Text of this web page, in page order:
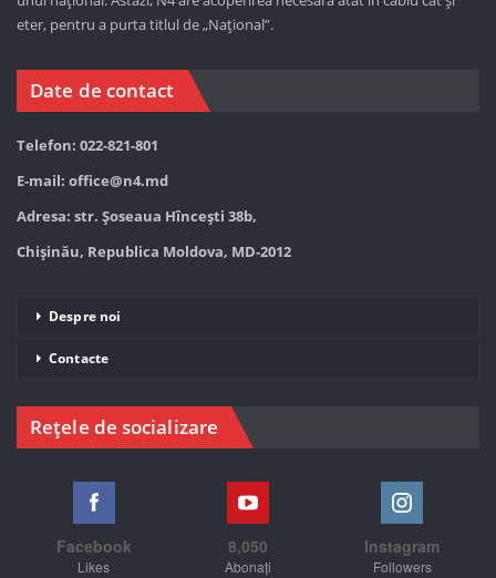
eter, pentru a purta titlul de „Național”.
Date de contact
Telefon: 022-821-801
E-mail: office@n4.md
Adresa: str. Șoseaua Hînceşti 38b,
Chișinău, Republica Moldova, MD-2012
Despre noi
Contacte
Rețele de socializare
Facebook
Likes
8,050
Abonați
Instagram
Followers